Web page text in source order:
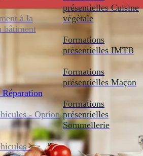
à la
bâtiment
- Option
-
présentielles Cuisine
végétale
Formations
présentielles IMTB
Formations
présentielles Maçon
Formations
présentielles
Sommellerie